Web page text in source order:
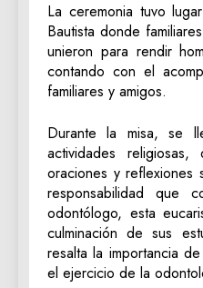
La ceremonia tuvo
Bautista donde
unieron para rendir
contando con el
familiares y amigos.
Durante la misa, se
actividades religiosas,
oraciones y reflexiones
responsabilidad que
odontólogo, esta
culminación de sus
resalta la importancia
el ejercicio de la